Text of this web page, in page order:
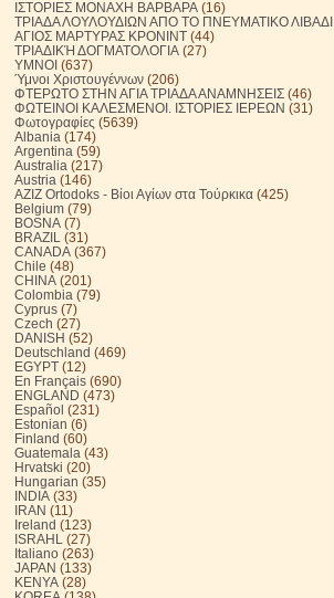
ΙΣΤΟΡΙΕΣ ΜΟΝΑΧΗ ΒΑΡΒΑΡΑ (16)
ΤΡΙΑΔΑ ΛΟΥΛΟΥΔΙΩΝ ΑΠΟ ΤΟ ΠΝΕΥΜΑΤΙΚΟ ΛΙΒΑΔΙ
ΑΓΙΟΣ ΜΑΡΤΥΡΑΣ ΚΡΟΝΙΝΤ (44)
ΤΡΙΑΔΙΚΉ ΔΟΓΜΑΤΟΛΟΓΙΑ (27)
ΥΜΝΟΙ (637)
Ύμνοι Χριστουγέννων (206)
ΦΤΕΡΩΤΟ ΣΤΗΝ ΑΓΙΑ ΤΡΙΑΔΑ ΑΝΑΜΝΗΣΕΙΣ (46)
ΦΩΤΕΙΝΟΙ ΚΑΛΕΣΜΕΝΟΙ. ΙΣΤΟΡΙΕΣ ΙΕΡΕΩΝ (31)
Φωτογραφίες (5639)
Albania (174)
Argentina (59)
Australia (217)
Austria (146)
AZIZ Ortodoks - Βίοι Αγίων στα Τούρκικα (425)
Belgium (79)
BOSNA (7)
BRAZIL
(31)
CANADA (367)
Chile (48)
CHINA (201)
Colombia (79)
Cyprus (7)
Czech (27)
DANISH (52)
Deutschland (469)
EGYPT (12)
En Français (690)
ENGLAND (473)
Español (231)
Estonian (6)
Finland (60)
Guatemala (43)
Hrvatski (20)
Hungarian (35)
INDIA (33)
IRAN (11)
Ireland (123)
ISRAHL
(27)
Italiano (263)
JAPAN (133)
KENYA (28)